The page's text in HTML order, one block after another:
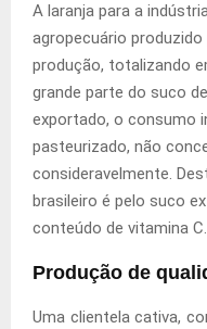
A laranja para a
agropecuário
produção, totalizando
grande parte do suco
exportado, o consumo
pasteurizado, não
consideravelmente.
brasileiro é pelo suco
conteúdo de vitamina C.
Produção de
Uma clientela cativa,